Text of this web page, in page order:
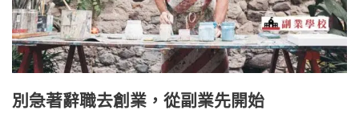
別急著辭職去創業，從副業先開始